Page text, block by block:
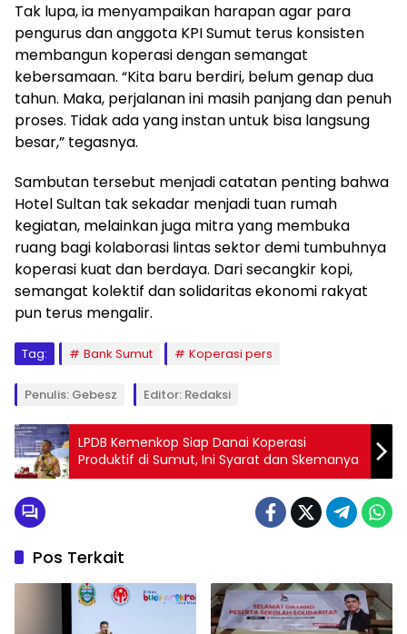
Tak lupa, ia menyampaikan harapan agar para
pengurus dan anggota KPI Sumut terus konsisten
membangun koperasi dengan semangat
kebersamaan. “Kita baru berdiri, belum genap dua
tahun. Maka, perjalanan ini masih panjang dan penuh
proses. Tidak ada yang instan untuk bisa langsung
besar,” tegasnya.
Sambutan tersebut menjadi catatan penting bahwa
Hotel Sultan tak sekadar menjadi tuan rumah
kegiatan, melainkan juga mitra yang membuka
ruang bagi kolaborasi lintas sektor demi tumbuhnya
koperasi kuat dan berdaya. Dari secangkir kopi,
semangat kolektif dan solidaritas ekonomi rakyat
pun terus mengalir.
Tag: Bank Sumut Koperasi pers
Penulis: Gebesz Editor: Redaksi
LPDB Kemenkop Siap Danai Koperasi
Produktif di Sumut, Ini Syarat dan Skemanya
Pos Terkait